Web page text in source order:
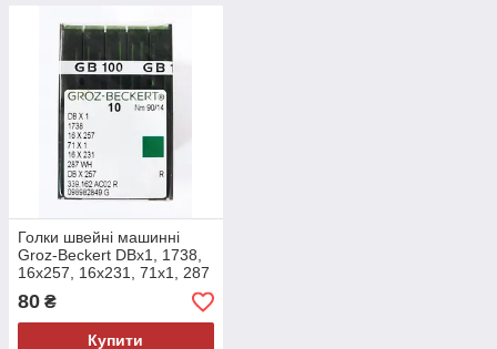
Голки швейні машинні
Groz-Beckert DBx1, 1738,
16x257, 16x231, 71x1, 287
WH, DBx257 з тонкою
колбою 10 шт/уп
80 ₴
Купити